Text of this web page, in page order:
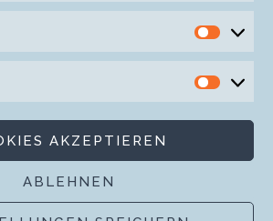
AKZEPTIEREN
ABLEHNEN
by WordPress | Theme: Plane von